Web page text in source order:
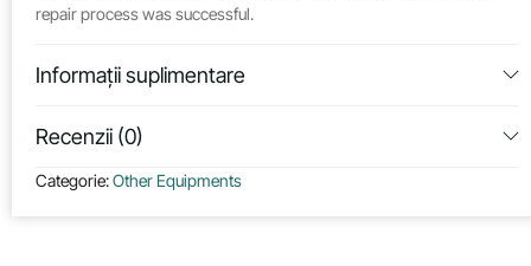
repair process was successful.
Informații suplimentare
Recenzii (0)
Categorie:Other Equipments